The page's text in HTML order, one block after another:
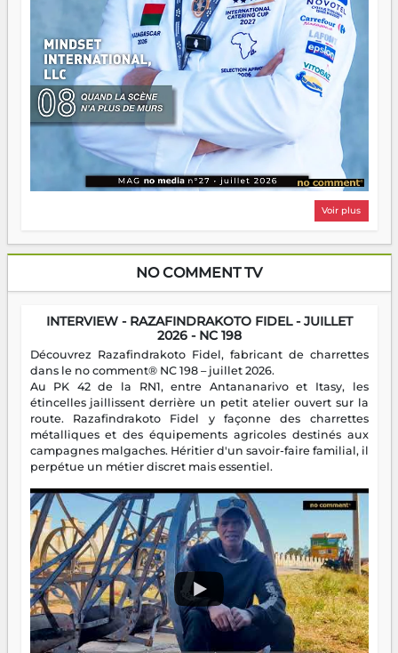
Voir plus
NO COMMENT TV
INTERVIEW - RAZAFINDRAKOTO FIDEL - JUILLET
2026 - NC 198
Découvrez Razafindrakoto Fidel, fabricant de charrettes
dans le no comment® NC 198 – juillet 2026.
Au PK 42 de la RN1, entre Antananarivo et Itasy, les
étincelles jaillissent derrière un petit atelier ouvert sur la
route. Razafindrakoto Fidel y façonne des charrettes
métalliques et des équipements agricoles destinés aux
campagnes malgaches. Héritier d'un savoir-faire familial, il
perpétue un métier discret mais essentiel.